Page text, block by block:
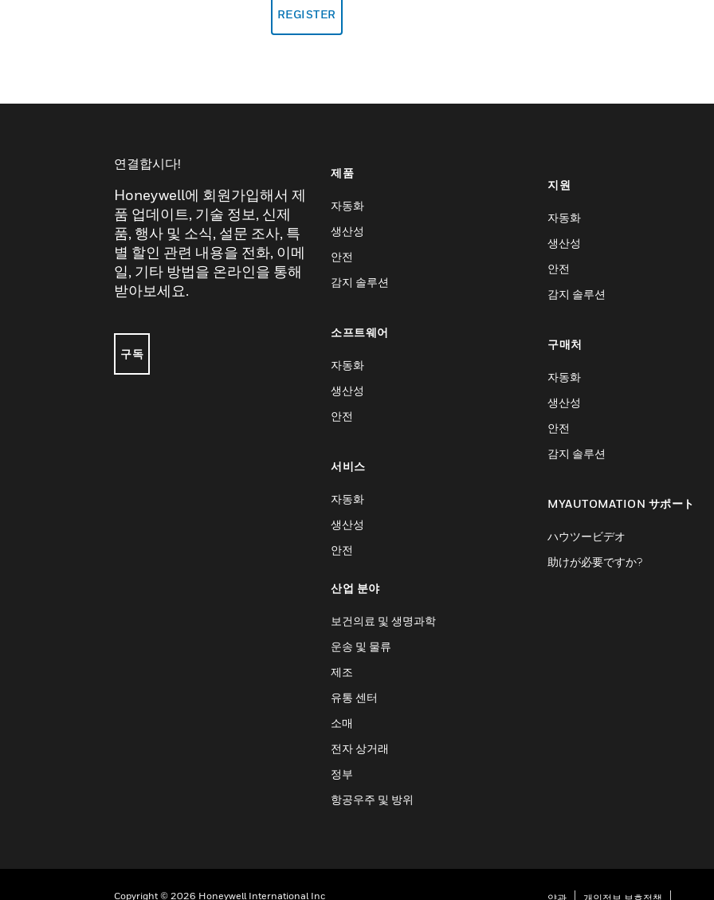
REGISTER
연결합시다!
Honeywell에 회원가입해서 제
품 업데이트, 기술 정보, 신제
품, 행사 및 소식, 설문 조사, 특
별 할인 관련 내용을 전화, 이메
일, 기타 방법을 온라인을 통해
받아보세요.
구독
제품
자동화
생산성
안전
감지 솔루션
소프트웨어
자동화
생산성
안전
서비스
자동화
생산성
안전
산업 분야
보건의료 및 생명과학
운송 및 물류
제조
유통 센터
소매
전자 상거래
정부
항공우주 및 방위
지원
자동화
생산성
안전
감지 솔루션
구매처
자동화
생산성
안전
감지 솔루션
MYAUTOMATION サポート
ハウツービデオ
助けが必要ですか?
Copyright © 2026 Honeywell International Inc